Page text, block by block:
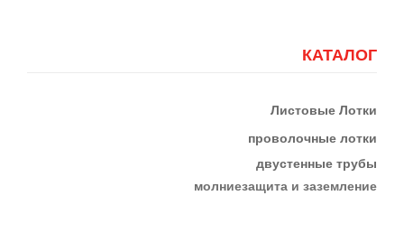
КАТАЛОГ
Листовые Лотки
проволочные лотки
двустенные трубы
молниезащита и заземление